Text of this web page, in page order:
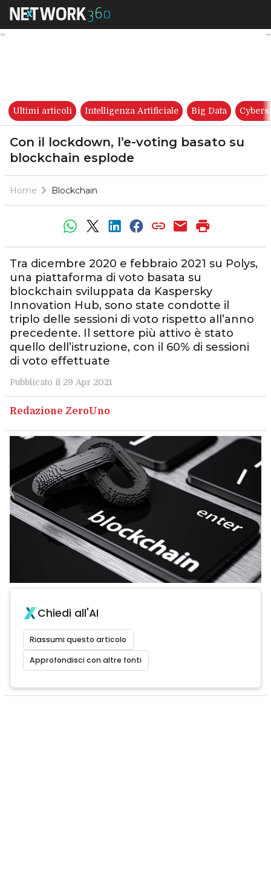
Con il lockdown, l’e-voting
Ultimi articoli Intelligenza Artificiale Big Data
Con il lockdown, l’e-voting basato su
blockchain esplode
Home Blockchain
Tra dicembre 2020 e febbraio 2021 su Polys,
una piattaforma di voto basata su
blockchain sviluppata da Kaspersky
Innovation Hub, sono state condotte il
triplo delle sessioni di voto rispetto all’anno
precedente. Il settore più attivo è stato
quello dell’istruzione, con il 60% di sessioni
di voto effettuate
Pubblicato il 29 Apr 2021
Redazione ZeroUno
Chiedi all'AI
Riassumi questo articolo
Approfondisci con altre fonti